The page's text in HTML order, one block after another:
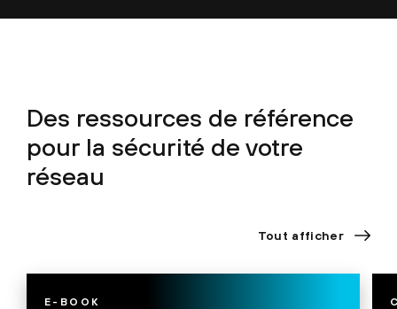
Des ressources de référence
pour la sécurité de votre
réseau
Tout afficher
E-BOOK